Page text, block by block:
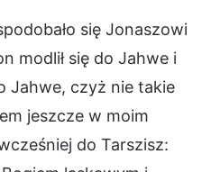
się Jonaszowi
modlił się do Jahwe i
Jahwe, czyż nie takie
jeszcze w moim
do Tarszisz: